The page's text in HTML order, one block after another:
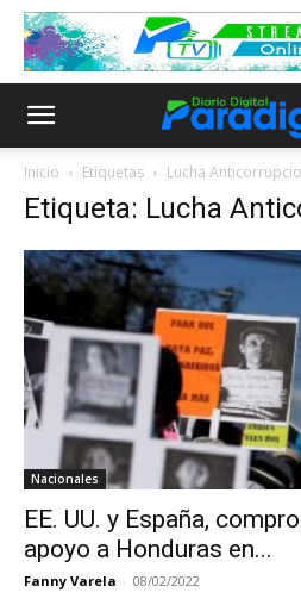
Inicio Etiquetas Lucha
Etiqueta: Lucha
Nacionales
EE. UU. y España,
apoyo a Honduras en...
Fanny Varela - 08/02/2022